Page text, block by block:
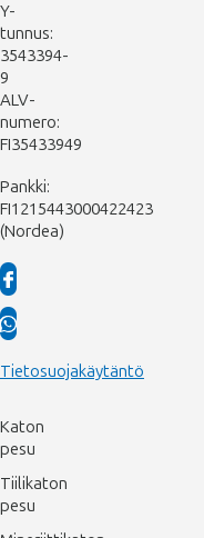
Y-
tunnus:
3543394-
9
ALV-
numero:
FI35433949
Pankki:
FI1215443000422423
(Nordea)
Tietosuojakäytäntö
Katon
pesu
Tiilikaton
pesu